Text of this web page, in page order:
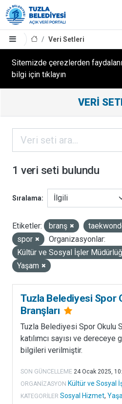
Veri Setleri
Sitemizde çerezlerden
bilgi için tıklayın
Sonuçları
ORGANIZASYONLAR
KATEGORILER
ETIKETLER
LISANSLAR
VERI
1 veri seti bulundu
Sıralama
Etiketler: branş
spor
Organizasyonlar:
Kültür ve Sosyal İşler
Yaşam
Tuzla Belediyesi Spor
Branşları
Tuzla Belediyesi Spor Okulu
katılımcı sayısı ve dereceye
bilgileri verilmiştir.
SON GÜNCELLEME 24 Ocak 2025,
ORGANIZASYON Kültür ve Sosyal
KATEGORILER Sosyal Hizmet,